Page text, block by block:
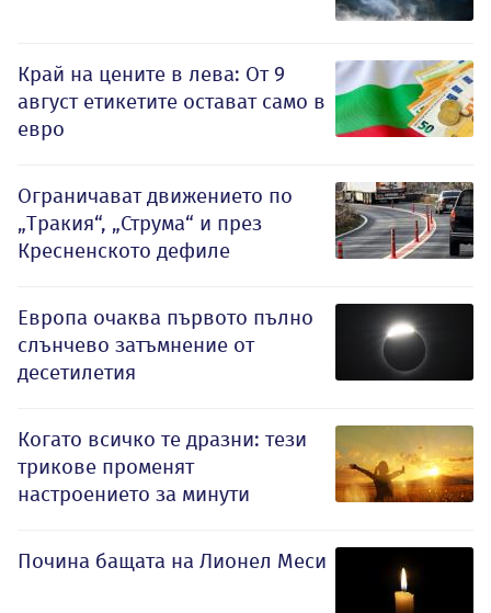
Край на цените в лева: От 9
август етикетите остават само в
евро
Ограничават движението по
„Тракия“, „Струма“ и през
Кресненското дефиле
Европа очаква първото пълно
слънчево затъмнение от
десетилетия
Когато всичко те дразни: тези
трикове променят
настроението за минути
Почина бащата на Лионел Меси